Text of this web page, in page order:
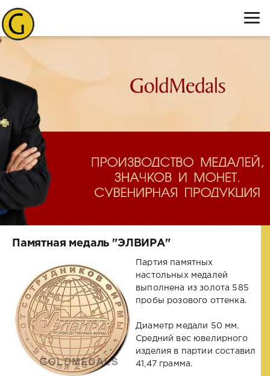
Памятная медаль "ЭЛВИРА"
Партия памятных
настольных медалей
выполнена из золота 585
пробы розового оттенка.
Диаметр медали 50 мм.
Средний вес ювелирного
изделия в партии составил
41,47 грамма.